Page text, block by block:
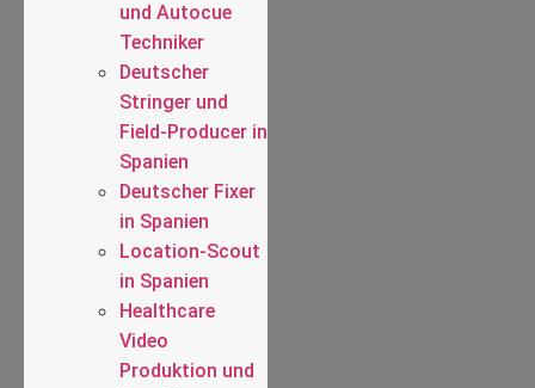
und Autocue
Techniker
Deutscher
Stringer und
Field-Producer in
Spanien
Deutscher Fixer
in Spanien
Location-Scout
in Spanien
Healthcare
Video
Produktion und